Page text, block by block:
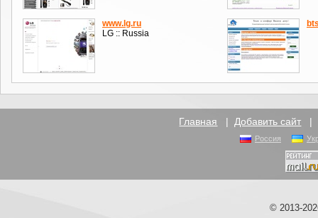
www.lg.ru
LG :: Russia
Главная | Добавить сайт |
Россия
© 2013-